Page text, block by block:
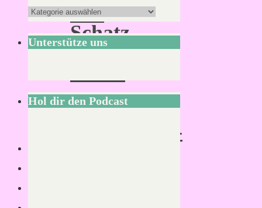
Der
Schatz
des
–
Eine
MIDGARD-
Wo
finde
ich
Unterstütze uns
Hol dir den Podcast